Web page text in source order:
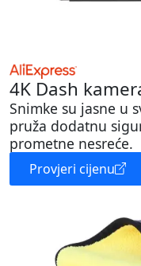
4K Dash
Snimke su jasne u
pruža dodatnu
prometne nesreće.
Provjeri cijenu